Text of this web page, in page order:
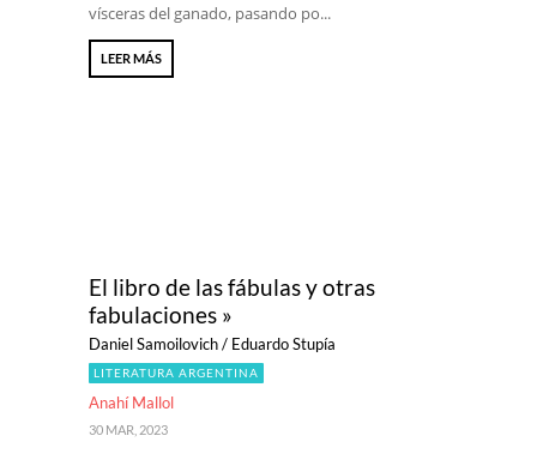
vísceras del ganado, pasando po...
LEER MÁS
El libro de las fábulas y otras
fabulaciones »
Daniel Samoilovich / Eduardo Stupía
LITERATURA ARGENTINA
Anahí Mallol
30 MAR, 2023